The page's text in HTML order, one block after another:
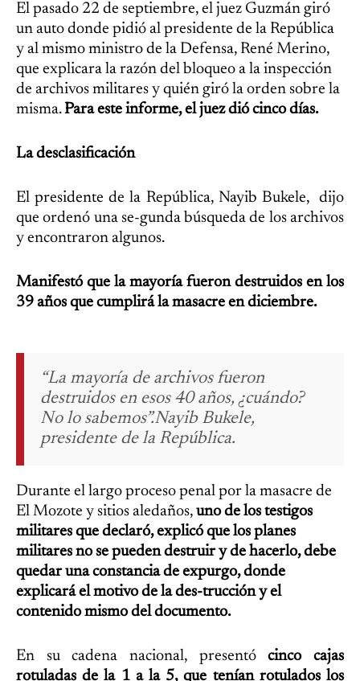
El pasado 22 de septiembre, el juez Guzmán giró
un auto donde pidió al presidente de la República
y al mismo ministro de la Defensa, René Merino,
que explicara la razón del bloqueo a la inspección
de archivos militares y quién giró la orden sobre la
misma.Para este informe, el juez dió cinco días.
La desclasificación
El presidente de la República, Nayib Bukele, dijo
que ordenó una se-gunda búsqueda de los archivos
y encontraron algunos.
Manifestó que la mayoría fueron destruidos en los
39 años que cumplirá la masacre en diciembre.
“La mayoría de archivos fueron
destruidos en esos 40 años, ¿cuándo?
No lo sabemos”.Nayib Bukele,
presidente de la República.
Durante el largo proceso penal por la masacre de
El Mozote y sitios aledaños, uno de los testigos
militares que declaró, explicó que los planes
militares no se pueden destruir y de hacerlo, debe
quedar una constancia de expurgo, donde
explicará el motivo de la des-trucción y el
contenido mismo del documento.
En su cadena nacional, presentócinco cajas
rotuladas de la 1 a la 5, que tenían rotulados los